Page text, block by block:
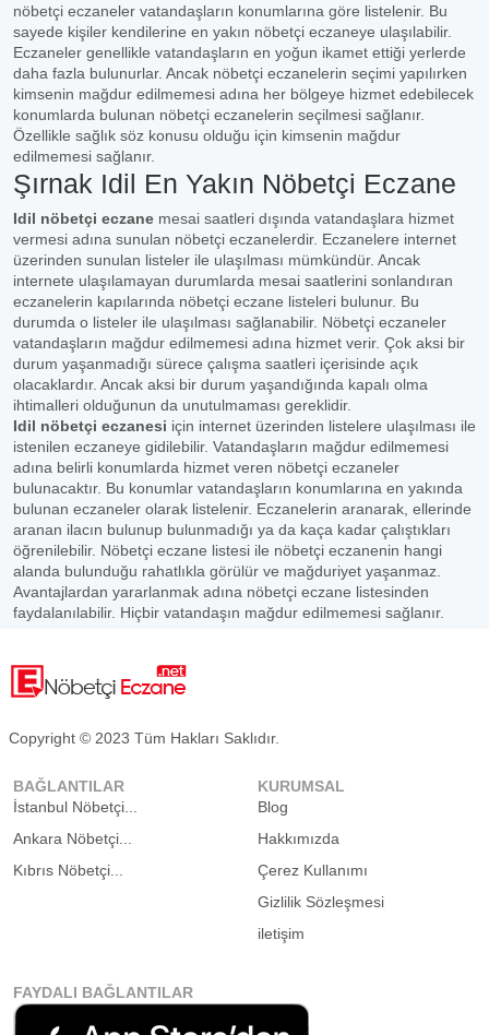
nöbetçi eczaneler vatandaşların konumlarına göre listelenir. Bu
sayede kişiler kendilerine en yakın nöbetçi eczaneye ulaşılabilir.
Eczaneler genellikle vatandaşların en yoğun ikamet ettiği yerlerde
daha fazla bulunurlar. Ancak nöbetçi eczanelerin seçimi yapılırken
kimsenin mağdur edilmemesi adına her bölgeye hizmet edebilecek
konumlarda bulunan nöbetçi eczanelerin seçilmesi sağlanır.
Özellikle sağlık söz konusu olduğu için kimsenin mağdur
edilmemesi sağlanır.
Şırnak Idil En Yakın Nöbetçi Eczane
Idil nöbetçi eczane mesai saatleri dışında vatandaşlara hizmet
vermesi adına sunulan nöbetçi eczanelerdir. Eczanelere internet
üzerinden sunulan listeler ile ulaşılması mümkündür. Ancak
internete ulaşılamayan durumlarda mesai saatlerini sonlandıran
eczanelerin kapılarında nöbetçi eczane listeleri bulunur. Bu
durumda o listeler ile ulaşılması sağlanabilir. Nöbetçi eczaneler
vatandaşların mağdur edilmemesi adına hizmet verir. Çok aksi bir
durum yaşanmadığı sürece çalışma saatleri içerisinde açık
olacaklardır. Ancak aksi bir durum yaşandığında kapalı olma
ihtimalleri olduğunun da unutulmaması gereklidir.
Idil nöbetçi eczanesi için internet üzerinden listelere ulaşılması ile
istenilen eczaneye gidilebilir. Vatandaşların mağdur edilmemesi
adına belirli konumlarda hizmet veren nöbetçi eczaneler
bulunacaktır. Bu konumlar vatandaşların konumlarına en yakında
bulunan eczaneler olarak listelenir. Eczanelerin aranarak, ellerinde
aranan ilacın bulunup bulunmadığı ya da kaça kadar çalıştıkları
öğrenilebilir. Nöbetçi eczane listesi ile nöbetçi eczanenin hangi
alanda bulunduğu rahatlıkla görülür ve mağduriyet yaşanmaz.
Avantajlardan yararlanmak adına nöbetçi eczane listesinden
faydalanılabilir. Hiçbir vatandaşın mağdur edilmemesi sağlanır.
Copyright © 2023 Tüm Hakları Saklıdır.
BAĞLANTILAR
İstanbul Nöbetçi...
Ankara Nöbetçi...
Kıbrıs Nöbetçi...
KURUMSAL
Blog
Hakkımızda
Çerez Kullanımı
Gizlilik Sözleşmesi
iletişim
FAYDALI BAĞLANTILAR